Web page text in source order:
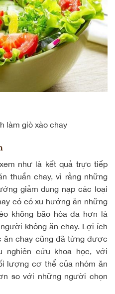
làm giò xào chay
như là kết quả trực tiếp
thuần chay, vì rằng những
giảm dung nạp các loại
có có xu hướng ăn những
không bão hòa đa hơn là
không ăn chay. Lợi ích
ăn chay cũng đã từng được
nghiên cứu khoa học, với
lượng cơ thể của nhóm ăn
so với những người chọn